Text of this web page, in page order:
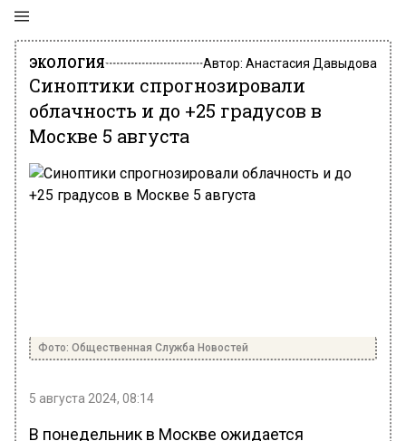
ЭКОЛОГИЯ Автор: Анастасия Давыдова
Синоптики спрогнозировали
облачность и до +25 градусов в
Москве 5 августа
Фото: Общественная Служба Новостей
5 августа 2024, 08:14
В понедельник в Москве ожидается